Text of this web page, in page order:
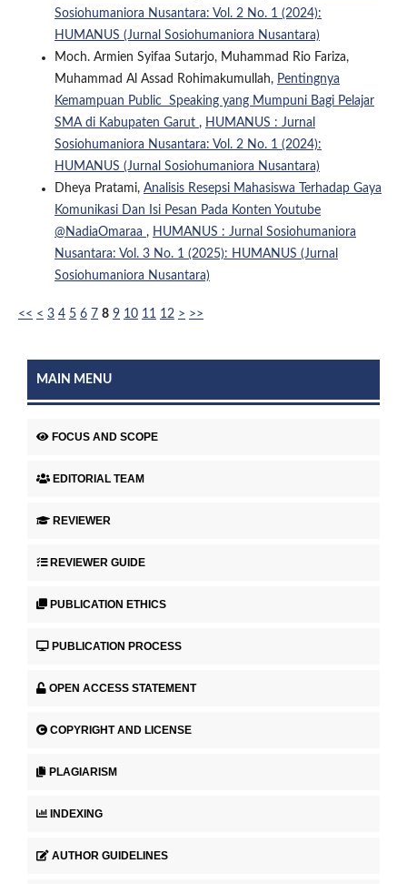
Sosiohumaniora Nusantara: Vol. 2 No. 1 (2024):
HUMANUS (Jurnal Sosiohumaniora Nusantara)
Moch. Armien Syifaa Sutarjo, Muhammad Rio Fariza,
Muhammad Al Assad Rohimakumullah, Pentingnya
Kemampuan Public Speaking yang Mumpuni Bagi Pelajar
SMA di Kabupaten Garut , HUMANUS : Jurnal
Sosiohumaniora Nusantara: Vol. 2 No. 1 (2024):
HUMANUS (Jurnal Sosiohumaniora Nusantara)
Dheya Pratami, Analisis Resepsi Mahasiswa Terhadap Gaya
Komunikasi Dan Isi Pesan Pada Konten Youtube
@NadiaOmaraa , HUMANUS : Jurnal Sosiohumaniora
Nusantara: Vol. 3 No. 1 (2025): HUMANUS (Jurnal
Sosiohumaniora Nusantara)
<< < 3 4 5 6 7 8 9 10 11 12 > >>
MAIN MENU
FOCUS AND SCOPE
EDITORIAL TEAM
REVIEWER
REVIEWER GUIDE
PUBLICATION ETHICS
PUBLICATION PROCESS
OPEN ACCESS STATEMENT
COPYRIGHT AND LICENSE
PLAGIARISM
INDEXING
AUTHOR GUIDELINES